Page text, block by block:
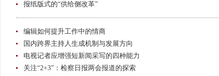
报纸版式的“供给侧改革”
编辑如何提升工作中的情商
国内跨界主持人生成机制与发展方向
电视记者应增强短新闻采写的四种能力
关注“2+3”：检察日报两会报道的探索